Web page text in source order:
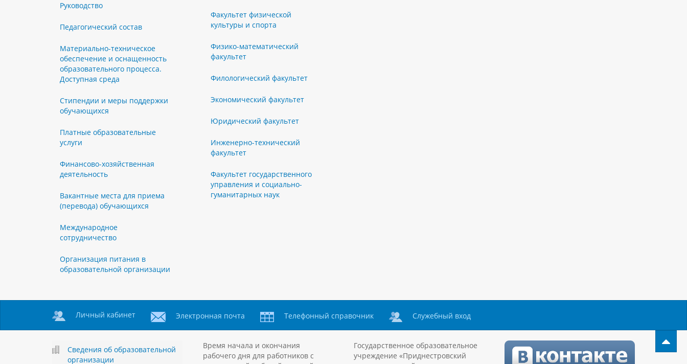
Руководство
Педагогический состав
Материально-техническое
обеспечение и оснащенность
образовательного процесса.
Доступная среда
Стипендии и меры поддержки
обучающихся
Платные образовательные
услуги
Финансово-хозяйственная
деятельность
Вакантные места для приема
(перевода) обучающихся
Международное
сотрудничество
Организация питания в
образовательной организации
Факультет физической
культуры и спорта
Физико-математический
факультет
Филологический факультет
Экономический факультет
Юридический факультет
Инженерно-технический
факультет
Факультет государственного
управления и социально-
гуманитарных наук
Личный кабинет Электронная почта Телефонный справочник Служебный вход
Сведения об образовательной
организации
Время начала и окончания
рабочего дня для работников с
Государственное образовательное
учреждение «Приднестровский